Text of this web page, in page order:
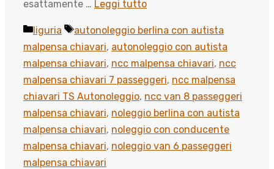
esattamente … Leggi tutto
Categorie
liguria Tag
autonoleggio berlina con autista
malpensa chiavari, autonoleggio con autista
malpensa chiavari, ncc malpensa chiavari, ncc
malpensa chiavari 7 passeggeri, ncc malpensa
chiavari TS Autonoleggio, ncc van 8 passeggeri
malpensa chiavari, noleggio berlina con autista
malpensa chiavari, noleggio con conducente
malpensa chiavari, noleggio van 6 passeggeri
malpensa chiavari